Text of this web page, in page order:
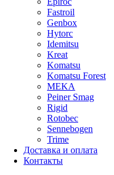
Fastroil
Genbox
Hytorc
Idemitsu
Kreat
Komatsu
Komatsu Forest
MEKA
Peiner Smag
Rigid
Rotobec
Sennebogen
Trime
Доставка и оплата
Контакты